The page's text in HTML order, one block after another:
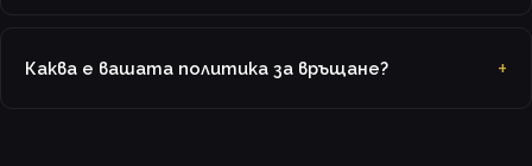
Каква е вашата политика за връщане?